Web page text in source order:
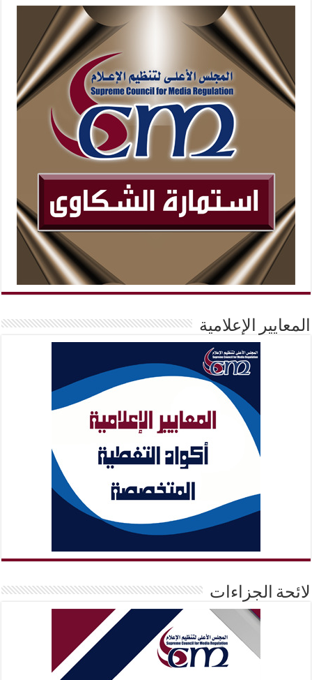
المعايير الإعلامية
لائحة الجزاءات